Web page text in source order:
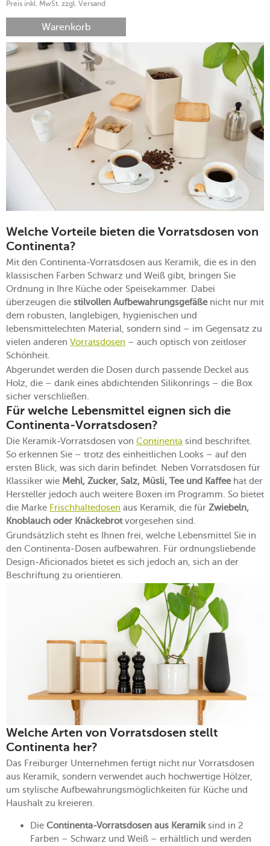
Preis inkl. MwSt. zzgl. Versand
Warenkorb
Welche Vorteile bieten die Vorratsdosen von
Continenta?
Mit den Continenta-Vorratsdosen aus Keramik, die es in den
klassischen Farben Schwarz und Weiß gibt, bringen Sie
Ordnung in Ihre Küche oder Speisekammer. Dabei
überzeugen die stilvollen Aufbewahrungsgefäßenicht nur mit
dem robusten, langlebigen, hygienischen und
lebensmittelechten Material, sondern sind – im Gegensatz zu
vielen anderen Vorratsdosen – auch optisch von zeitloser
Schönheit.
Abgerundet werden die Dosen durch passende Deckel aus
Holz, die – dank eines abdichtenden Silikonrings – die Box
sicher verschließen.
Für welche Lebensmittel eignen sich die
Continenta-Vorratsdosen?
Die Keramik-Vorratsdosen von Continenta sind beschriftet.
So erkennen Sie – trotz des einheitlichen Looks – auf den
ersten Blick, was sich darin befindet. Neben Vorratsdosen für
Klassiker wie Mehl, Zucker, Salz, Müsli, Tee und Kaffeehat der
Hersteller jedoch auch weitere Boxen im Programm. So bietet
die Marke Frischhaltedosen aus Keramik, die für Zwiebeln,
Knoblauch oder Knäckebrotvorgesehen sind.
Grundsätzlich steht es Ihnen frei, welche Lebensmittel Sie in
den Continenta-Dosen aufbewahren. Für ordnungsliebende
Design-Aficionados bietet es sich jedoch an, sich an der
Beschriftung zu orientieren.
Welche Arten von Vorratsdosen stellt
Continenta her?
Das Freiburger Unternehmen fertigt nicht nur Vorratsdosen
aus Keramik, sondern verwendet auch hochwertige Hölzer,
um stylische Aufbewahrungsmöglichkeiten für Küche und
Haushalt zu kreieren.
Die Continenta-Vorratsdosen aus Keramiksind in 2
Farben – Schwarz und Weiß – erhältlich und werden